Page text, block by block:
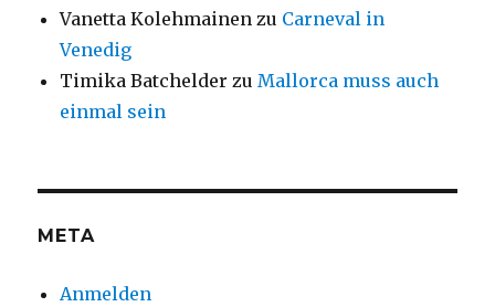
Vanetta Kolehmainen zu Carneval in
Venedig
Timika Batchelder zu Mallorca muss auch
einmal sein
META
Anmelden